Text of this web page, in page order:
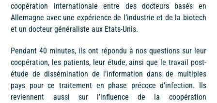
coopération internationale entre des docteurs basés en
Allemagne avec une expérience de l’industrie et de la biotech
et un docteur généraliste aux Etats-Unis.
Pendant 40 minutes, ils ont répondu à nos questions sur leur
coopération, les patients, leur étude, ainsi que le travail post-
étude de dissémination de l’information dans de multiples
pays pour ce traitement en phase précoce d’infection. Ils
reviennent aussi sur l’influence de la coopération